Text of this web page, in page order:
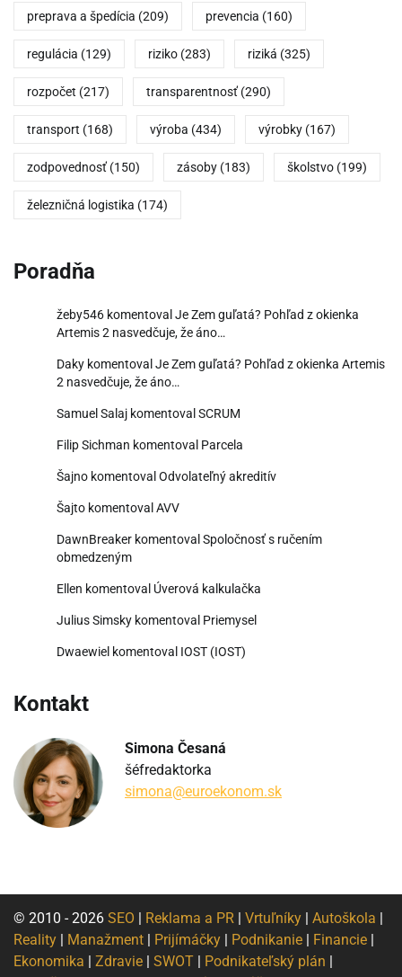
preprava a špedícia (209) prevencia (160)
regulácia (129) riziko (283) riziká (325)
rozpočet (217) transparentnosť (290)
transport (168) výroba (434) výrobky (167)
zodpovednosť (150) zásoby (183) školstvo (199)
železničná logistika (174)
Poradňa
žeby546 komentoval Je Zem guľatá? Pohľad z okienka
Artemis 2 nasvedčuje, že áno…
Daky komentoval Je Zem guľatá? Pohľad z okienka Artemis
2 nasvedčuje, že áno…
Samuel Salaj komentoval SCRUM
Filip Sichman komentoval Parcela
Šajno komentoval Odvolateľný akreditív
Šajto komentoval AVV
DawnBreaker komentoval Spoločnosť s ručením
obmedzeným
Ellen komentoval Úverová kalkulačka
Julius Simsky komentoval Priemysel
Dwaewiel komentoval IOST (IOST)
Kontakt
Simona Česaná
šéfredaktorka
simona@euroekonom.sk
© 2010 - 2026 SEO | Reklama a PR | Vrtuľníky | Autoškola |
Reality | Manažment | Prijímáčky | Podnikanie | Financie |
Ekonomika | Zdravie | SWOT | Podnikateľský plán |